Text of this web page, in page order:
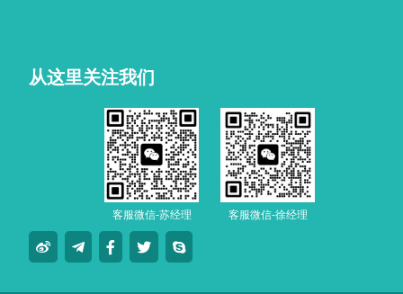
从这里关注我们
客服微信-苏经理 客服微信-徐经理